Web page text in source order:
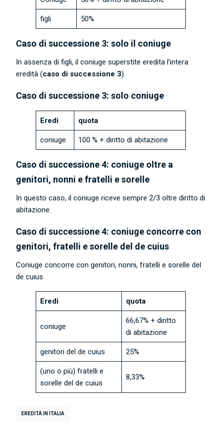
figli 50%
Caso di successione 3: solo il coniuge
In assenza di figli, il coniuge superstite eredita l’intera
eredità (caso di successione 3).
Caso di successione 3: solo coniuge
Eredi quota
coniuge 100 % + diritto di abitazione
Caso di successione 4: coniuge oltre a
genitori, nonni e fratelli e sorelle
In questo caso, il coniuge riceve sempre 2/3 oltre diritto di
abitazione.
Caso di successione 4: coniuge concorre con
genitori, fratelli e sorelle del de cuius
Coniuge concorre con genitori, nonni, fratelli e sorelle del
de cuius
Eredi quota
coniuge
66,67% + diritto
di abitazione
genitori del de cuius 25%
(uno o più) fratelli e
sorelle del de cuius
8,33%
EREDITÀ IN ITALIA